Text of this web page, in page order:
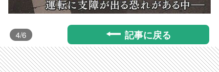
4/6 記事に戻る